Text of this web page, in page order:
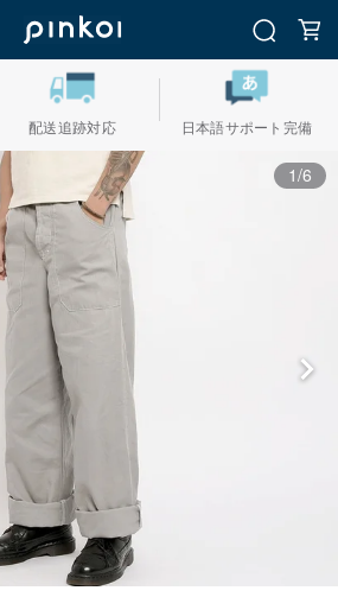
配送追跡対応 日本語サポート完備
1/6